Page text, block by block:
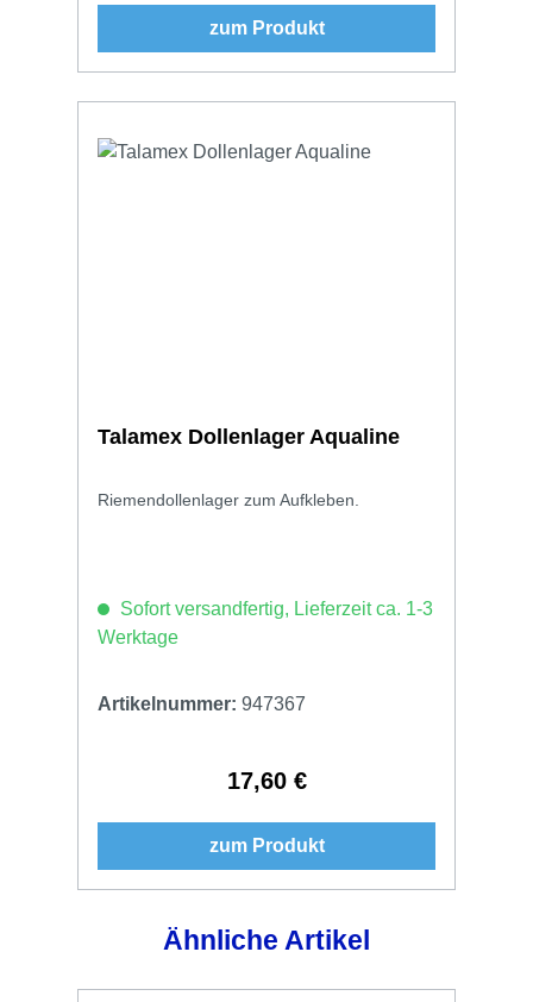
zum Produkt
Talamex Dollenlager Aqualine
Riemendollenlager zum Aufkleben.
Sofort versandfertig, Lieferzeit ca. 1-3
Werktage
Artikelnummer: 947367
Regulärer Preis:
17,60 €
zum Produkt
Produktgalerie überspringen
Ähnliche Artikel